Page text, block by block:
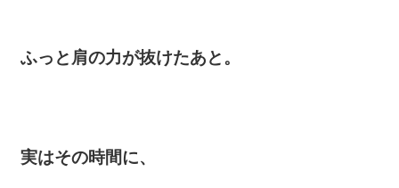
ふっと肩の力が抜けたあと。
実はその時間に、